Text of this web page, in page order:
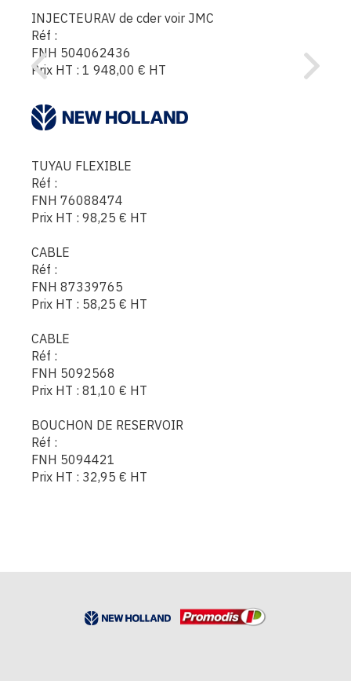
INJECTEURAV de cder voir JMC
Réf :
FNH 504062436
Prix HT : 1 948,00 € HT
TUYAU FLEXIBLE
Réf :
FNH 76088474
Prix HT : 98,25 € HT
CABLE
Réf :
FNH 87339765
Prix HT : 58,25 € HT
CABLE
Réf :
FNH 5092568
Prix HT : 81,10 € HT
BOUCHON DE RESERVOIR
Réf :
FNH 5094421
Prix HT : 32,95 € HT